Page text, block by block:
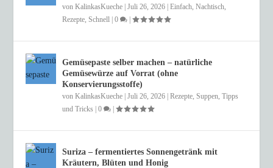
vonKalinkasKueche |Juli 26, 2026 |Einfach,Nachtisch,
Rezepte,Schnell |0 |
Gemüsepaste selber machen – natürliche
Gemüsewürze auf Vorrat (ohne
Konservierungsstoffe)
vonKalinkasKueche |Juli 26, 2026 |Rezepte,Suppen,Tipps
und Tricks
|0 |
Suriza – fermentiertes Sonnengetränk mit
Kräutern, Blüten und Honig